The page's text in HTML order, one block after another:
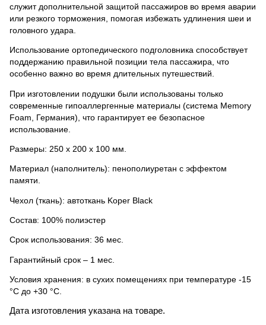
служит дополнительной защитой пассажиров во время аварии
или резкого торможения, помогая избежать удлинения шеи и
головного удара.
Использование ортопедического подголовника способствует
поддержанию правильной позиции тела пассажира, что
особенно важно во время длительных путешествий.
При изготовлении подушки были использованы только
современные гипоаллергенные материалы (система Memory
Foam, Германия), что гарантирует ее безопасное
использование.
Размеры: 250 х 200 х 100 мм.
Материал (наполнитель): пенополиуретан с эффектом
памяти.
Чехол (ткань): автоткань Koper Black
Состав: 100% полиэстер
Срок использования: 36 мес.
Гарантийный срок – 1 мес.
Условия хранения: в сухих помещениях при температуре -15
°C до +30 °C.
Дата изготовления указана на товаре.